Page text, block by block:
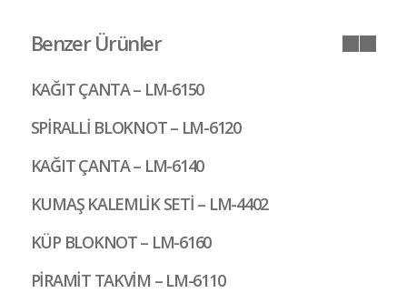
Benzer Ürünler
KAĞIT ÇANTA – LM-6150
SPİRALLİ BLOKNOT – LM-6120
KAĞIT ÇANTA – LM-6140
KUMAŞ KALEMLİK SETİ – LM-4402
KÜP BLOKNOT – LM-6160
PİRAMİT TAKVİM – LM-6110